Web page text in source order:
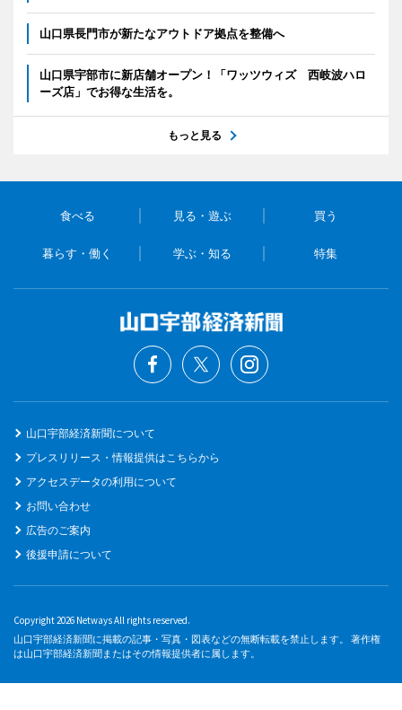
山口県長門市が新たなアウトドア拠点を整備へ
山口県宇部市に新店舗オープン！「ワッツウィズ 西岐波ハロ
ーズ店」でお得な生活を。
もっと見る
食べる 見る・遊ぶ 買う
暮らす・働く 学ぶ・知る 特集
山口宇部経済新聞について
プレスリリース・情報提供はこちらから
アクセスデータの利用について
お問い合わせ
広告のご案内
後援申請について
Copyright 2026 Netways All rights reserved.
山口宇部経済新聞に掲載の記事・写真・図表などの無断転載を禁止します。 著作権
は山口宇部経済新聞またはその情報提供者に属します。